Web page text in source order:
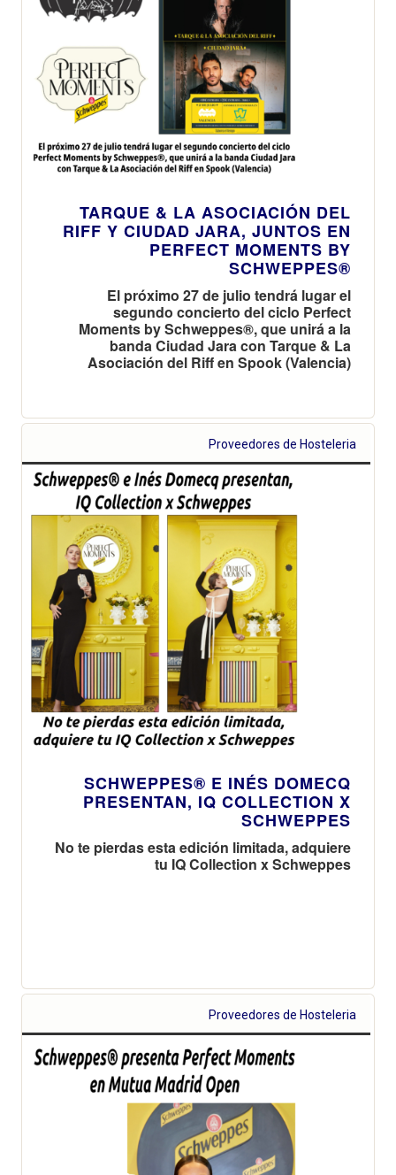
TARQUE & LA ASOCIACIÓN DEL
RIFF Y CIUDAD JARA, JUNTOS EN
PERFECT MOMENTS BY
SCHWEPPES®
El próximo 27 de julio tendrá lugar el
segundo concierto del ciclo Perfect
Moments by Schweppes®, que unirá a la
banda Ciudad Jara con Tarque & La
Asociación del Riff en Spook (Valencia)
Proveedores de Hosteleria
SCHWEPPES® E INÉS DOMECQ
PRESENTAN, IQ COLLECTION X
SCHWEPPES
No te pierdas esta edición limitada, adquiere
tu IQ Collection x Schweppes
Proveedores de Hosteleria